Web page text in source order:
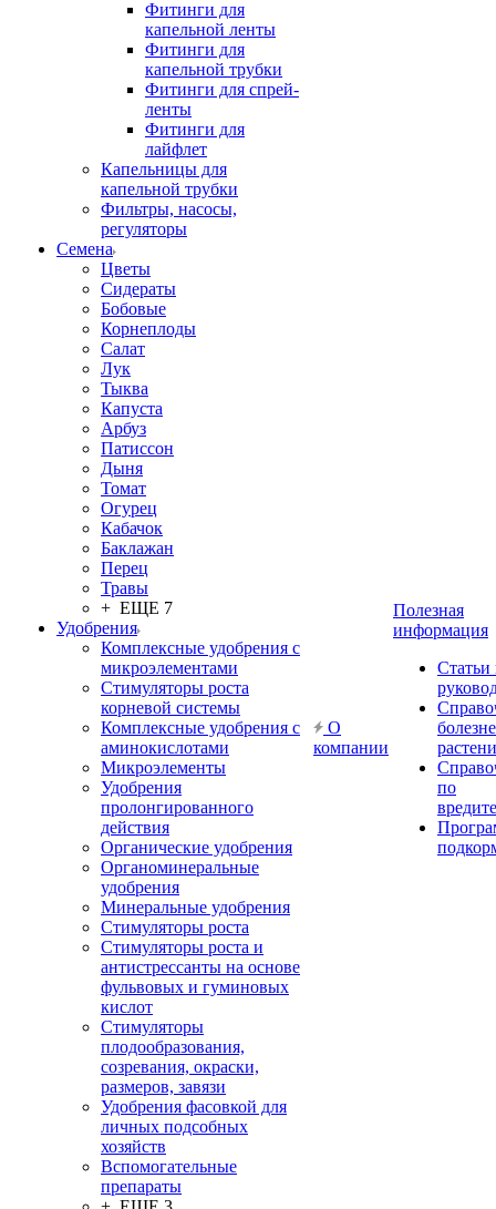
Фитинги для
капельной ленты
Фитинги для
капельной трубки
Фитинги для спрей-
ленты
Фитинги для
лайфлет
Капельницы для
капельной трубки
Фильтры, насосы,
регуляторы
Семена
Цветы
Сидераты
Бобовые
Корнеплоды
Салат
Лук
Тыква
Капуста
Арбуз
Патиссон
Дыня
Томат
Огурец
Кабачок
Баклажан
Перец
Травы
+ ЕЩЕ 7
Удобрения
Комплексные удобрения с
микроэлементами
Стимуляторы роста
корневой системы
Комплексные удобрения с
аминокислотами
Микроэлементы
Удобрения
пролонгированного
действия
Органические удобрения
Органоминеральные
удобрения
Минеральные удобрения
Стимуляторы роста
Стимуляторы роста и
антистрессанты на основе
фульвовых и гуминовых
кислот
Стимуляторы
плодообразования,
созревания, окраски,
размеров, завязи
Удобрения фасовкой для
личных подсобных
хозяйств
Вспомогательные
препараты
О
компании
Полезная
информация
Статьи
по